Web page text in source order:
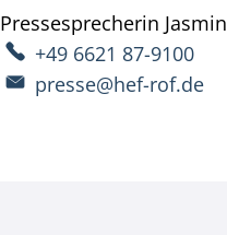
Pressesprecherin Jasmin
+49 6621 87-9100
presse@hef-rof.de